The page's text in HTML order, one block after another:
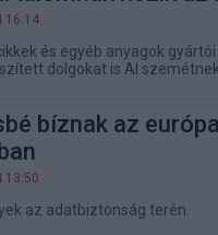
16:14
és egyéb anyagok
dolgokat is AI
bíznak az
13:50
az adatbiztonság terén.